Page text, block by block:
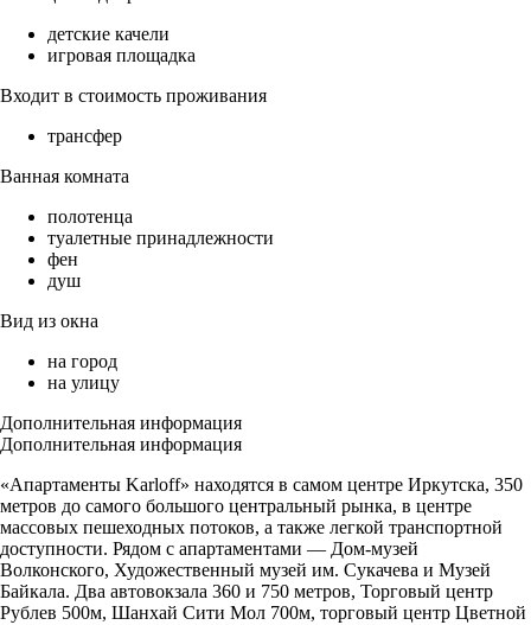
детские качели
игровая площадка
Входит в стоимость проживания
трансфер
Ванная комната
полотенца
туалетные принадлежности
фен
душ
Вид из окна
на город
на улицу
Дополнительная информация
Дополнительная информация
«Апартаменты Karloff» находятся в самом центре Иркутска, 350
метров до самого большого центральный рынка, в центре
массовых пешеходных потоков, а также легкой транспортной
доступности. Рядом с апартаментами — Дом-музей
Волконского, Художественный музей им. Сукачева и Музей
Байкала. Два автовокзала 360 и 750 метров, Торговый центр
Рублев 500м, Шанхай Сити Мол 700м, торговый центр Цветной